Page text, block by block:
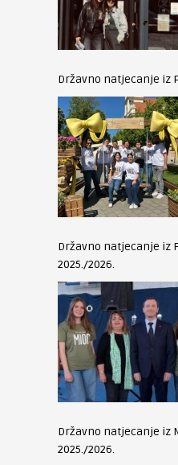
Državno natjecanje iz
Državno natjecanje iz
2025./2026.
Državno natjecanje iz
2025./2026.